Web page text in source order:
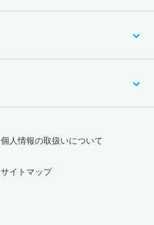
個人情報の取扱いについて
サイトマップ